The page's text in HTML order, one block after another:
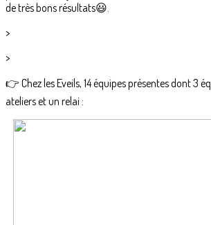
de très bons résultats😃.
>
>
👉 Chez les Eveils, 14 équipes présentes dont 3
ateliers et un relai :